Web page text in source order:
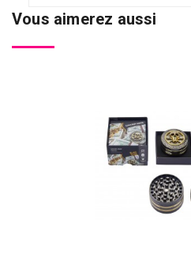
Vous aimerez aussi